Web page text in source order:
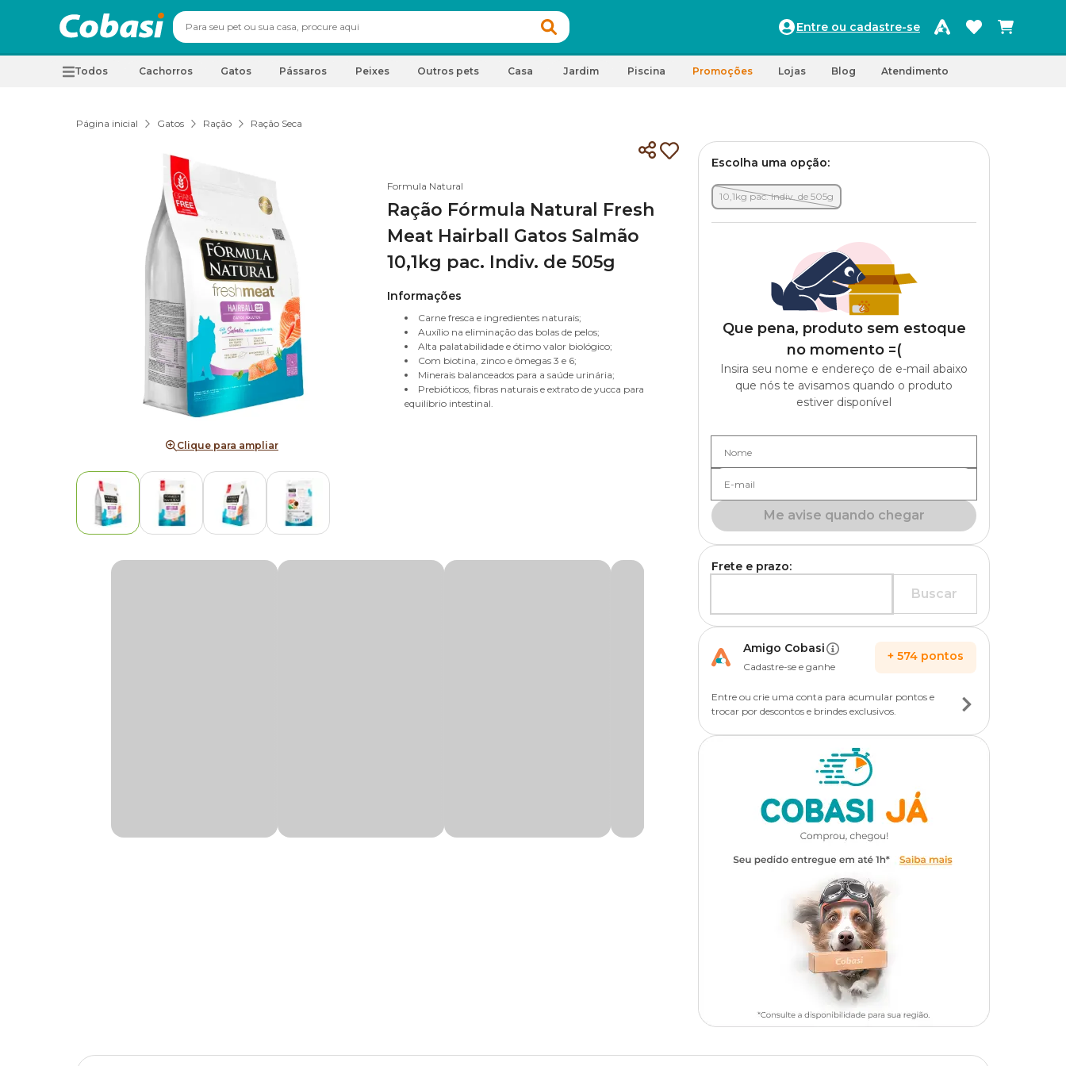
Entre ou cadastre-se
Todos Cachorros Gatos Pássaros Peixes Outros pets Casa Jardim Piscina Promoções Lojas Blog Atendimento
Página inicial Gatos Ração Ração Seca
Clique para ampliar
Formula Natural
Ração Fórmula Natural Fresh
Meat Hairball Gatos Salmão
10,1kg pac. Indiv. de 505g
Informações
Carne fresca e ingredientes naturais;
Auxílio na eliminação das bolas de pelos;
Alta palatabilidade e ótimo valor biológico;
Com biotina, zinco e ômegas 3 e 6;
Minerais balanceados para a saúde urinária;
Prebióticos, fibras naturais e extrato de yucca para
equilíbrio intestinal.
Escolha uma opção:
10,1kg pac. Indiv. de 505g
Que pena, produto sem estoque
no momento =(
Insira seu nome e endereço de e-mail abaixo
que nós te avisamos quando o produto
estiver disponível
Nome
E-mail
Me avise quando chegar
Frete e prazo:
Buscar
Amigo Cobasi
Cadastre-se e ganhe
+ 574 pontos
Entre ou crie uma conta para acumular pontos e
trocar por descontos e brindes exclusivos.